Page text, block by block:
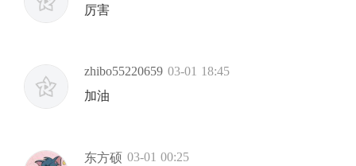
厉害
zhibo55220659 03-01 18:45
加油
东方硕 03-01 00:25